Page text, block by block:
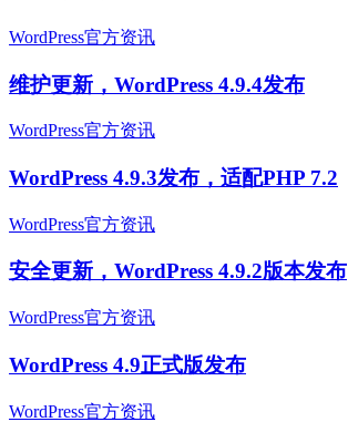
WordPress官方资讯
维护更新，WordPress 4.9.4发布
WordPress官方资讯
WordPress 4.9.3发布，适配PHP 7.2
WordPress官方资讯
安全更新，WordPress 4.9.2版本发布
WordPress官方资讯
WordPress 4.9正式版发布
WordPress官方资讯